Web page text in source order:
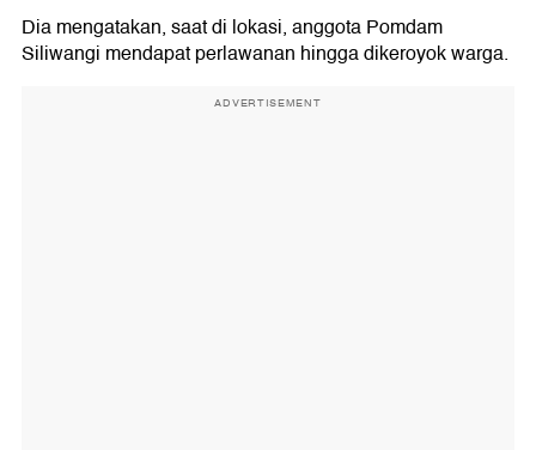
Dia mengatakan, saat di lokasi, anggota Pomdam
Siliwangi mendapat perlawanan hingga dikeroyok warga.
ADVERTISEMENT